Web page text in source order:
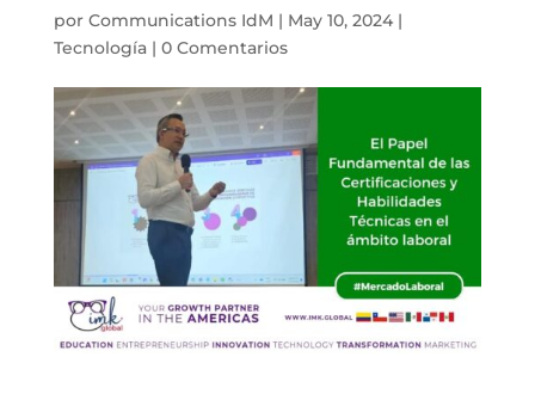
por Communications IdM | May 10, 2024|
Tecnología| 0 Comentarios